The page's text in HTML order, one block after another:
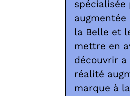
augmentée
la Belle et
mettre en
découvrir
réalité
marque à